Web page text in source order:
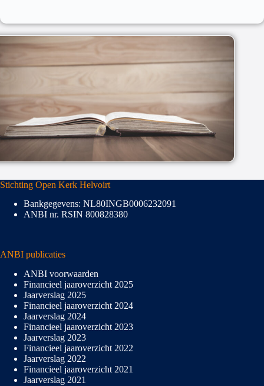
Stichting Open Kerk Helvoirt
Bankgegevens: NL80INGB0006232091
ANBI nr. RSIN 800828380
ANBI publicaties
ANBI voorwaarden
Financieel jaaroverzicht 2025
Jaarverslag 2025
Financieel jaaroverzicht 2024
Jaarverslag 2024
Financieel jaaroverzicht 2023
Jaarverslag 2023
Financieel jaaroverzicht 2022
Jaarverslag 2022
Financieel jaaroverzicht 2021
Jaarverslag 2021